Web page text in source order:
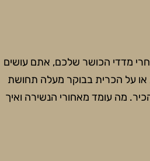
מדדי הכושר שלכם, אתם עושים
או על הכרית בבוקר מעלה תחושת
מה עומד מאחורי הנשירה ואיך